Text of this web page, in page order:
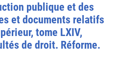
publique et des
et documents relatifs
tome LXIV,
de droit. Réforme.